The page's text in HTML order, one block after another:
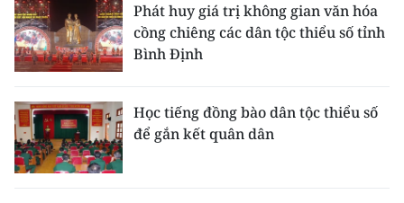
Phát huy giá trị không gian văn hóa
cồng chiêng các dân tộc thiểu số tỉnh
Bình Định
Học tiếng đồng bào dân tộc thiểu số
để gắn kết quân dân